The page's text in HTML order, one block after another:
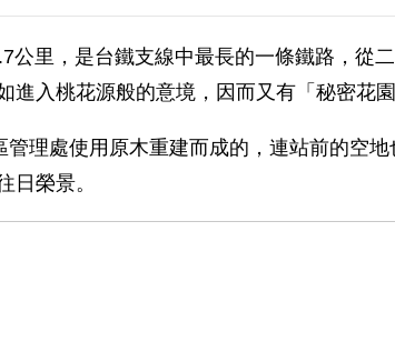
里，是台鐵支線中最長的一條鐵路，從
入桃花源般的意境，因而又有「秘密花園
理處使用原木重建而成的，連站前的空
日榮景。